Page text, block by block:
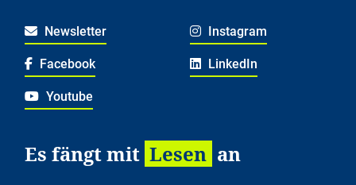
Newsletter Instagram
Facebook LinkedIn
Youtube
Es fängt mit Lesen an